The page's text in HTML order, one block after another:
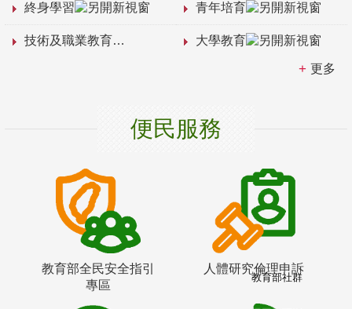
終身學習 青年培育
技術及職業教育 大學教育
更多
便民服務
教育部全民安全指引
專區
人體研究倫理申訴
教育部社群